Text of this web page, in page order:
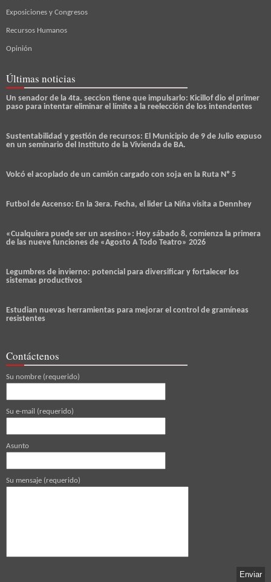
Exposiciones y Congresos
Recursos Humanos
Opinión
Últimas noticias
Un senador de la 4ta. seccion tiene que impulsarlo: Kicillof dio el primer
paso para intentar eliminar el límite a la reelección de los intendentes
Sustentabilidad y gestión de recursos: El Municipio de 9 de Julio expuso
en un seminario del Instituto de la Vivienda de BA.
Volcó el acoplado de un camión cargado con soja en la Ruta Nº 5
Futbol de Ascenso: En la 3era. Fecha, el lider La Niña visita a Dennhey
«Cualquiera puede ser un asesino»: Hoy sábado 8, comienza la primera
de las nueve funciones de «Agosto A Todo Teatro» 2026
Legumbres de invierno: potencial para diversificar y fortalecer los
sistemas productivos
Estudian nuevas herramientas para mejorar el control de gramíneas
resistentes
Contáctenos
Su nombre (requerido)
Su e-mail (requerido)
Asunto
Su mensaje (requerido)